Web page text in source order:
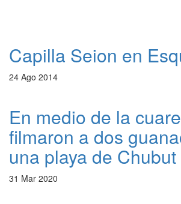
Capilla Seion en
24 Ago 2014
En medio de la
filmaron a dos
una playa de Chubut
31 Mar 2020